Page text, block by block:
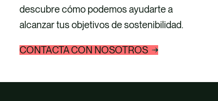
descubre cómo podemos ayudarte a
alcanzar tus objetivos de sostenibilidad.
CONTACTA CON NOSOTROS